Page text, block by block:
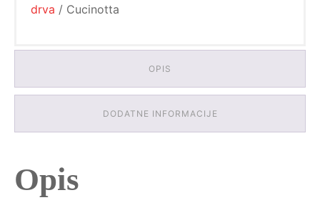
drva / Cucinotta
OPIS
DODATNE INFORMACIJE
Opis